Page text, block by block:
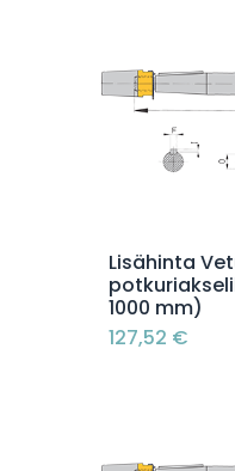
Lisähinta
1000 mm)
127,52 €